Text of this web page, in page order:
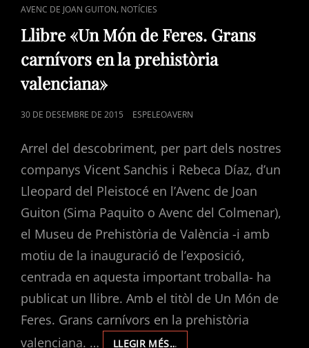
CAT
LINKS
AVENC DE JOAN GUITON, NOTÍCIES
Llibre «Un Món de Feres. Grans
carnívors en la prehistòria
valenciana»
POSTED
30 DE DESEMBRE DE 2015 ESPELEOAVERN
Arrel del descobriment, per part dels nostres
companys Vicent Sanchis i Rebeca Díaz, d’un
Lleopard del Pleistocé en l’Avenc de Joan
Guiton (Sima Paquito o Avenc del Colmenar),
el Museu de Prehistòria de València -i amb
motiu de la inauguració de l’exposició,
centrada en aquesta important troballa- ha
publicat un llibre. Amb el titòl de Un Món de
Feres. Grans carnívors en la prehistòria
valenciana. …
LLEGIR MÉS…LLIBRE